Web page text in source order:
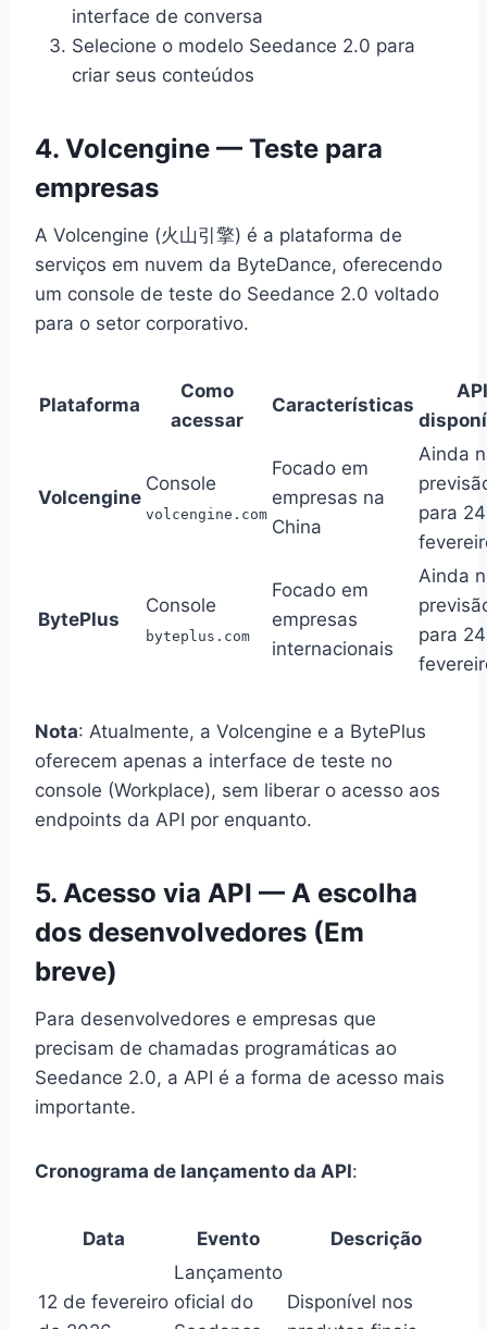
interface de conversa
Selecione o modelo Seedance 2.0 para
criar seus conteúdos
4. Volcengine — Teste para
empresas
A Volcengine (火山引擎) é a plataforma de
serviços em nuvem da ByteDance, oferecendo
um console de teste do Seedance 2.0 voltado
para o setor corporativo.
Plataforma
Como
acessar
Características
API
Volcengine
Console
volcengine.com
Focado em
empresas na
China
Ainda
para
BytePlus
Console
byteplus.com
Focado em
empresas
internacionais
Ainda
para
Nota: Atualmente, a Volcengine e a BytePlus
oferecem apenas a interface de teste no
console (Workplace), sem liberar o acesso aos
endpoints da API por enquanto.
5. Acesso via API — A escolha
dos desenvolvedores (Em
breve)
Para desenvolvedores e empresas que
precisam de chamadas programáticas ao
Seedance 2.0, a API é a forma de acesso mais
importante.
Cronograma de lançamento da API:
Data Evento Descrição
12 de fevereiro
Lançamento
oficial do
Disponível nos